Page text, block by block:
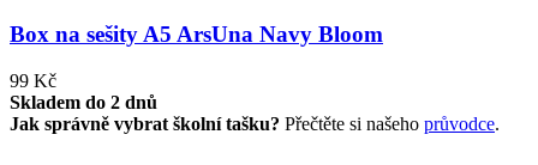
Box na sešity A5 ArsUna Navy Bloom
99 Kč
Skladem do 2 dnů
Jak správně vybrat školní tašku? Přečtěte si našeho průvodce.